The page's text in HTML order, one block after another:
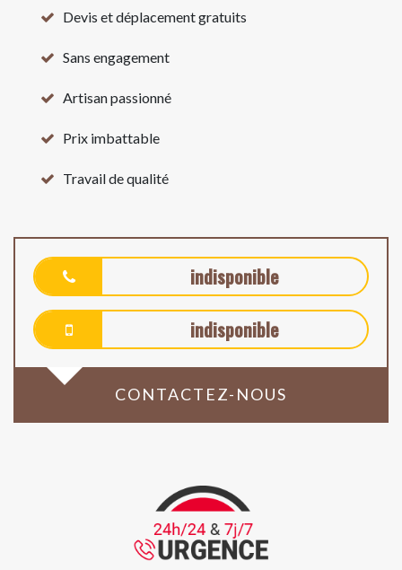
Devis et déplacement gratuits
Sans engagement
Artisan passionné
Prix imbattable
Travail de qualité
indisponible
indisponible
CONTACTEZ-NOUS